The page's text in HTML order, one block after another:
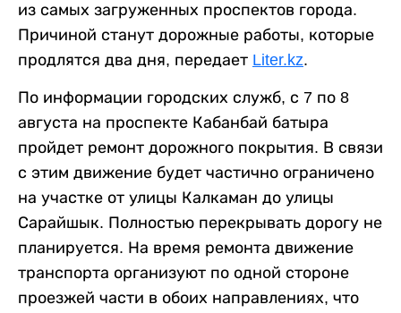
из самых загруженных проспектов города.
Причиной станут дорожные работы, которые
продлятся два дня, передает Liter.kz.
По информации городских служб, с 7 по 8
августа на проспекте Кабанбай батыра
пройдет ремонт дорожного покрытия. В связи
с этим движение будет частично ограничено
на участке от улицы Калкаман до улицы
Сарайшык. Полностью перекрывать дорогу не
планируется. На время ремонта движение
транспорта организуют по одной стороне
проезжей части в обоих направлениях, что